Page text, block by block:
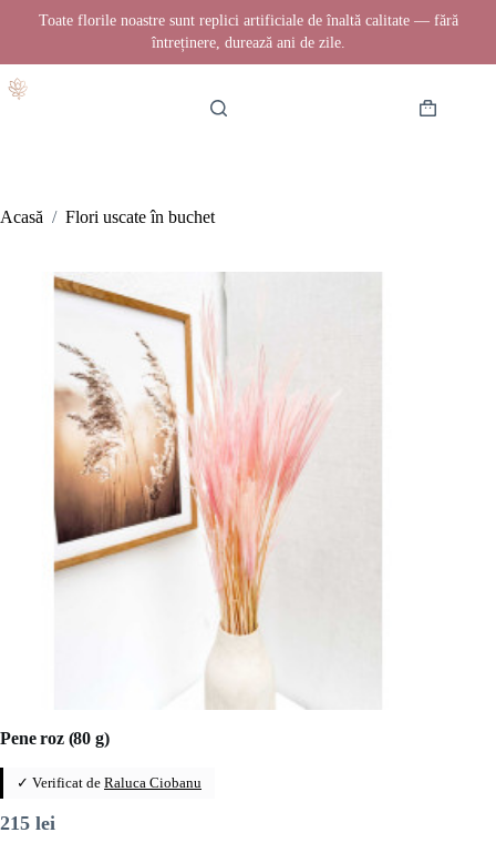
Toate florile noastre sunt replici artificiale de înaltă calitate — fără
întreținere, durează ani de zile.
la
Coș
Acasă / Flori uscate în buchet
Pene roz (80 g)
✓ Verificat de Raluca Ciobanu
215 lei